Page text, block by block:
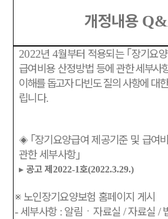
개정내용
2022년 4월부터 적용되는 ｢장기요
급여비용 산정방법 등에관한 세부사
이해를 돕고자 다빈도 질의 사항에 대
립니다.
◈ ｢장기요양급여 제공기준 및 급여
관한 세부사항｣
▸ 공고 제 2022-1호(2022.3.29.)
※ 노인장기요양보험 홈페이지 게시
-세부사항 : 알림 ㆍ자료실 /자료실 /